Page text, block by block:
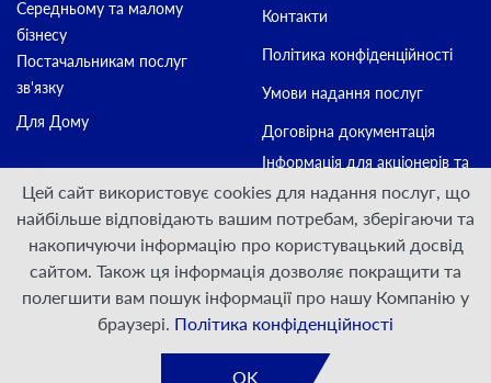
Середньому та малому
бізнесу
Постачальникам послуг
зв'язку
Для Дому
Контакти
Політика конфіденційності
Умови надання послуг
Договірна документація
Інформація для акціонерів та
стейкхолдерів
Приєднуйтесь:
© ПрАТ "ДАТАГРУП", 2000 — 2026
Цей сайт використовує cookies для надання послуг, що
найбільше відповідають вашим потребам, зберігаючи та
накопичуючи інформацію про користувацький досвід
сайтом. Також ця інформація дозволяє покращити та
полегшити вам пошук інформації про нашу Компанію у
браузері. Політика конфіденційності
OK